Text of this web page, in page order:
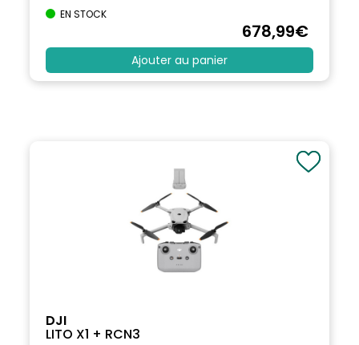
EN STOCK
678,99€
Ajouter au panier
DJI
LITO X1 + RCN3